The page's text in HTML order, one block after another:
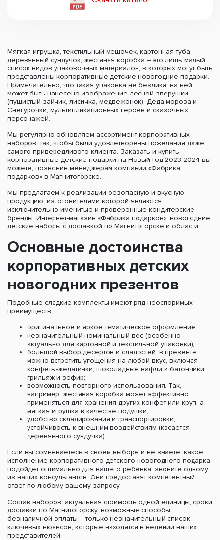
Мягкая игрушка, текстильный мешочек, картонная туба,
деревянный сундучок, жестяная коробка – это лишь малый
список видов упаковочных материалов, в которых могут быть
представлены корпоративные детские новогодние подарки.
Примечательно, что такая упаковка не безлика: на ней
может быть нанесено изображение лесной зверушки
(пушистый зайчик, лисичка, медвежонок), Деда мороза и
Снегурочки, мультипликационных героев и сказочных
персонажей.
Мы регулярно обновляем ассортимент корпоративных
наборов, так, чтобы были удовлетворены пожелания даже
самого привередливого клиента. Заказать и купить
корпоративные детские подарки на Новый Год 2023-2024 вы
можете, позвонив менеджерам компании «Фабрика
подарков» в Магнитогорске.
Мы предлагаем к реализации безопасную и вкусную
продукцию, изготовителями которой являются
исключительно именитые и проверенные кондитерские
бренды. Интернет-магазин «Фабрика подарков»: новогодние
детские наборы с доставкой по Магнитогорске и области.
Основные достоинства
корпоративных детских
новогодних презентов
Подобные сладкие комплекты имеют ряд неоспоримых
преимуществ:
оригинальное и яркое тематическое оформление;
незначительный номинальный вес (особенно
актуально для картонной и текстильной упаковки);
большой выбор десертов и сладостей: в презенте
можно встретить угощения на любой вкус, включая
конфеты-желатинки, шоколадные вафли и батончики,
грильяж и зефир;
возможность повторного использования. Так,
например, жестяная коробка может эффективно
применяться для хранения других конфет или круп, а
мягкая игрушка в качестве подушки;
удобство складирования и транспортировки,
устойчивость к внешним воздействиям (касается
деревянного сундучка).
Если вы сомневаетесь в своем выборе и не знаете, какое
исполнение корпоративного детского новогоднего подарка
подойдет оптимально для вашего ребенка, звоните одному
из наших консультантов. Они предоставят компетентный
ответ по любому вашему запросу.
Состав наборов, актуальная стоимость одной единицы, сроки
доставки по Магнитогорску, возможные способы
безналичной оплаты – только незначительный список
ключевых нюансов, которые находятся в ведении наших
представителей.